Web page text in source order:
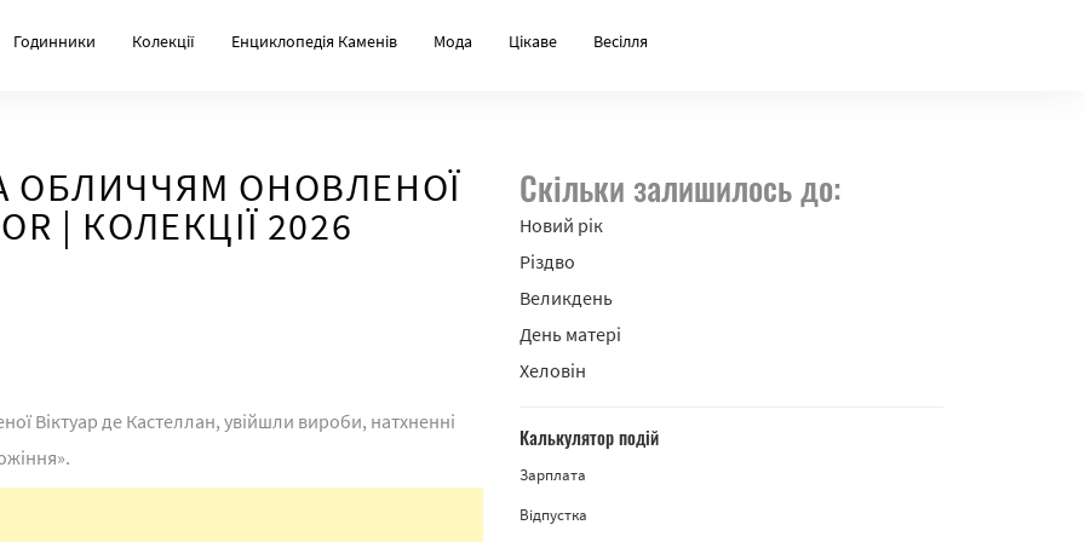
Годинники Колекції Енциклопедія Каменів Мода Цікаве Весілля
ОБЛИЧЧЯМ ОНОВЛЕНОЇ
| КОЛЕКЦІЇ 2026
Віктуар де Кастеллан, увійшли вироби, натхненні
Скільки залишилось до:
Новий рік
Різдво
Великдень
День матері
Хеловін
Калькулятор подій
Зарплата
Відпустка